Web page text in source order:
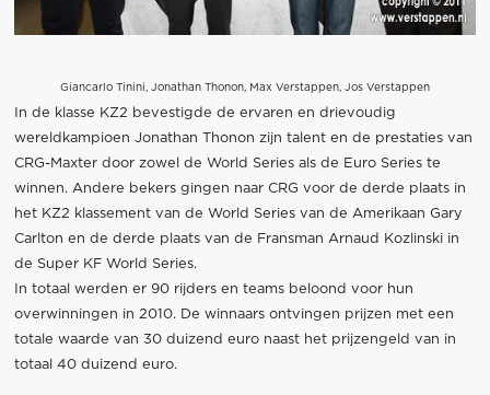
Giancarlo Tinini, Jonathan Thonon, Max Verstappen, Jos Verstappen
In de klasse KZ2 bevestigde de ervaren en drievoudig
wereldkampioen Jonathan Thonon zijn talent en de prestaties van
CRG-Maxter door zowel de World Series als de Euro Series te
winnen. Andere bekers gingen naar CRG voor de derde plaats in
het KZ2 klassement van de World Series van de Amerikaan Gary
Carlton en de derde plaats van de Fransman Arnaud Kozlinski in
de Super KF World Series.
In totaal werden er 90 rijders en teams beloond voor hun
overwinningen in 2010. De winnaars ontvingen prijzen met een
totale waarde van 30 duizend euro naast het prijzengeld van in
totaal 40 duizend euro.